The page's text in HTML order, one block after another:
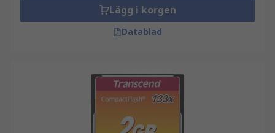
Lägg i korgen
Datablad